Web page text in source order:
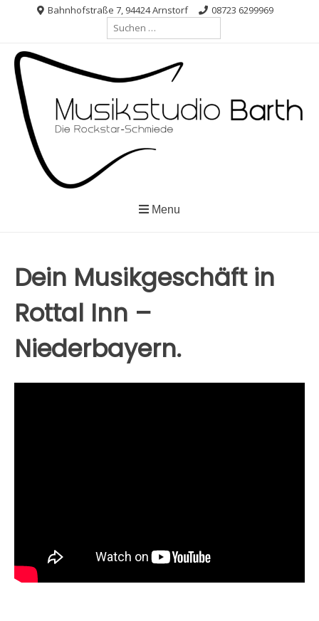
Bahnhofstraße 7, 94424 Arnstorf
08723 6299969
Suche
nach:
Menu
Dein Musikgeschäft in
Rottal Inn –
Niederbayern.